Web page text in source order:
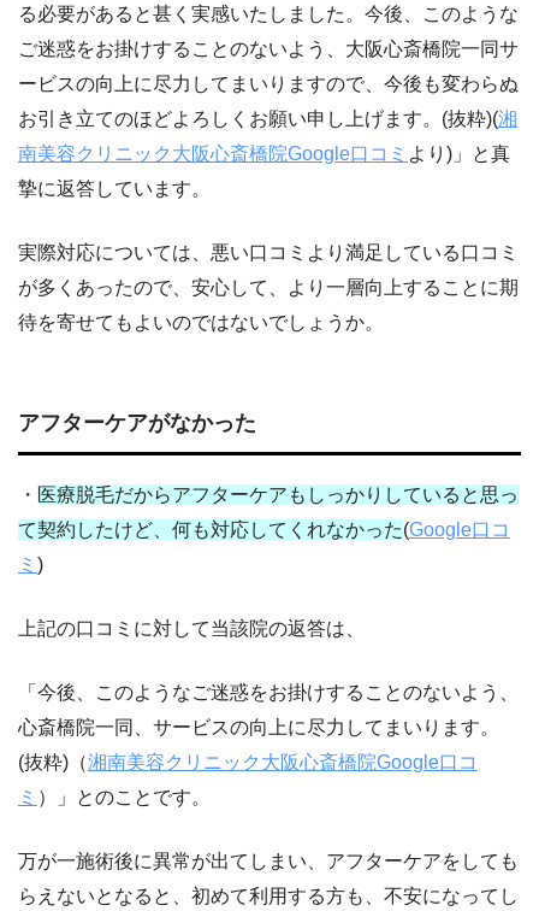
る必要があると甚く実感いたしました。 今後、このような
ご迷惑をお掛けすることのないよう、大阪心斎橋院一同サ
ービスの向上に尽力してまいりますので、今後も変わらぬ
お引き立てのほどよろしくお願い申し上げます。(抜粋)(湘
南美容クリニック大阪心斎橋院Google口コミ より)」と真
摯に返答しています。
実際対応については、悪い口コミより満足している口コミ
が多くあったので、安心して、より一層向上することに期
待を寄せてもよいのではないでしょうか。
アフターケアがなかった
・ 医療脱毛だからアフターケアもしっかりしていると思っ
て契約したけど、何も対応してくれなかった(Google口コ
ミ )
上記の口コミに対して当該院の返答は、
「今後、このようなご迷惑をお掛けすることのないよう、
心斎橋院一同、サービスの向上に尽力してまいります。
(抜粋)（湘南美容クリニック大阪心斎橋院Google口コ
ミ ）」とのことです。
万が一施術後に異常が出てしまい、アフターケアをしても
らえないとなると、初めて利用する方も、不安になってし